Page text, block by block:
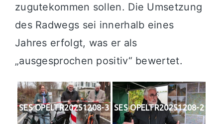
zugutekommen sollen. Die Umsetzung
des Radwegs sei innerhalb eines
Jahres erfolgt, was er als
„ausgesprochen positiv“ bewertet.
SES OPELTR20251208-3 SES OPELTR20251208-2